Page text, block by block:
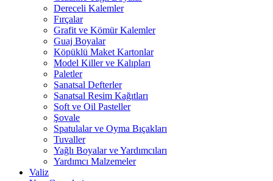
Dereceli Kalemler
Fırçalar
Grafit ve Kömür Kalemler
Guaj Boyalar
Köpüklü Maket Kartonlar
Model Killer ve Kalıpları
Paletler
Sanatsal Defterler
Sanatsal Resim Kağıtları
Soft ve Oil Pasteller
Şovale
Spatulalar ve Oyma Bıçakları
Tuvaller
Yağlı Boyalar ve Yardımcıları
Yardımcı Malzemeler
Valiz